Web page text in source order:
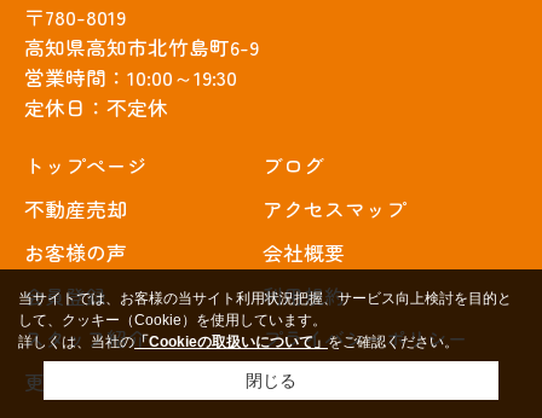
〒780-8019
高知県高知市北竹島町6-9
営業時間：10:00～19:30
定休日：不定休
トップぺージ
不動産売却
お客様の声
会員登録
スタッフ紹介
更新情報
ブログ
アクセスマップ
会社概要
利用規約
プライバシーポリシー
サイトマップ
当サイトでは、お客様の当サイト利用状況把握、サービス向上検討を目的と
して、クッキー（Cookie）を使用しています。
詳しくは、当社の「Cookieの取扱いについて」をご確認ください。
閉じる